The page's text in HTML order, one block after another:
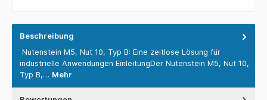
Beschreibung
Nutenstein M5, Nut 10, Typ B: Eine zeitlose Lösung für
industrielle Anwendungen EinleitungDer Nutenstein M5, Nut 10,
Typ B,… Mehr